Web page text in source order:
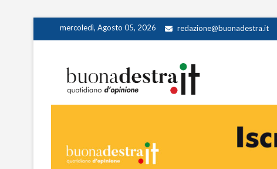
mercoledì, Agosto 05, 2026 redazione@buonadestra.it